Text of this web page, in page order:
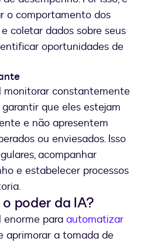
o comportamento dos
coletar dados sobre seus
oportunidades de
monitorar constantemente
que eles estejam
e não apresentem
ou enviesados. Isso
acompanhar
e estabelecer processos
poder da IA?
para automatizar
aprimorar a tomada de